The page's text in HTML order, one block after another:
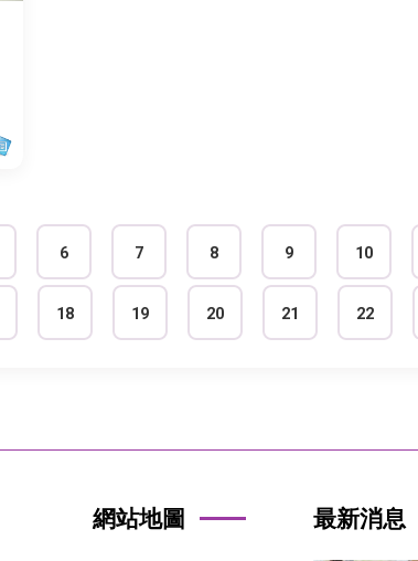
6 7 8 9 10
18 19 20 21 22
網站地圖 最新消息